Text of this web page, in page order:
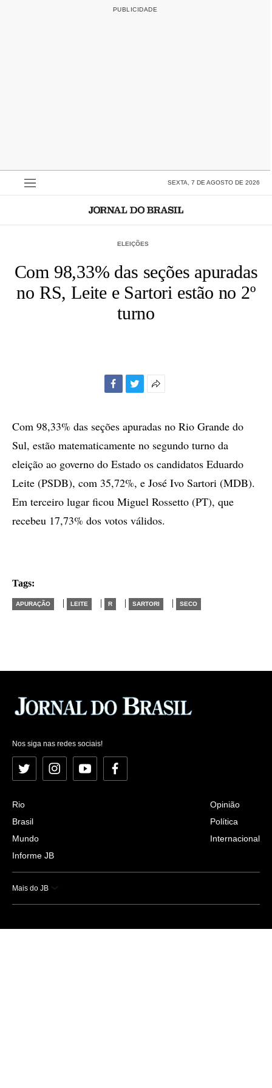
SEXTA, 7 DE AGOSTO DE 2026
ELEIÇÕES
Com 98,33% das seções apuradas
no RS, Leite e Sartori estão no 2º
turno
compartilhamento
Com 98,33% das seções apuradas no Rio Grande do
Sul, estão matematicamente no segundo turno da
eleição ao governo do Estado os candidatos Eduardo
Leite (PSDB), com 35,72%, e José Ivo Sartori (MDB).
Em terceiro lugar ficou Miguel Rossetto (PT), que
recebeu 17,73% dos votos válidos.
Tags:
APURAÇÃO | LEITE | R | SARTORI | SECO
Nos siga nas redes sociais!
Twitter InstagramYouTubeFacebook
Rio
Brasil
Mundo
Informe JB
Opinião
Política
Internacional
Mais do JB
Esportes